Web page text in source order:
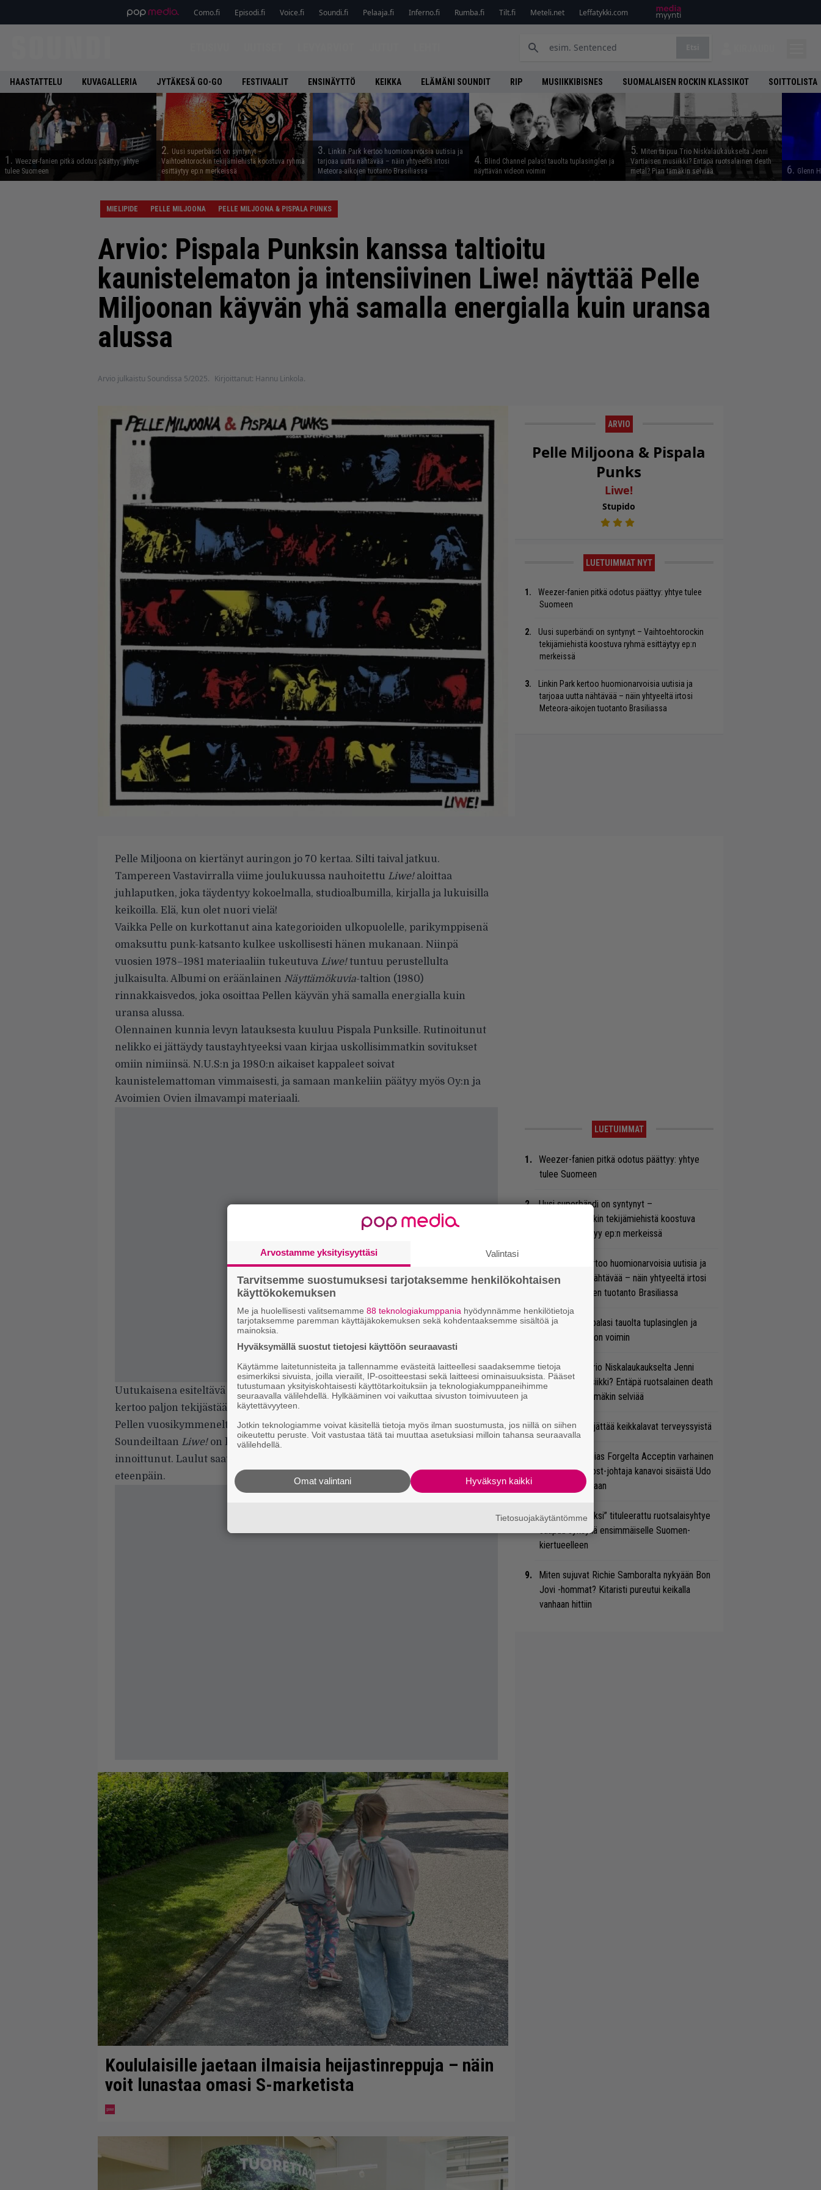
Como.fi Episodi.fi Voice.fi Soundi.fi Pelaaja.fi Inferno.fi Rumba.fi Tilt.fi Meteli.net Leffatykki.com
HAASTATTELU KUVAGALLERIA JYTÄKESÄ GO-GO FESTIVAALIT ENSINÄYTTÖ KEIKKA ELÄMÄNI SOUNDIT RIP MUSIIKKIBISNES SUOMALAISEN ROCKIN KLASSIKOT SOITTOLISTA
1. Weezer-fanien pitkä odotus päättyy: yhtye
tulee Suomeen
2. Uusi superbändi on syntynyt –
Vaihtoehtorockin tekijämiehistä koostuva ryhmä
esittäytyy ep:n merkeissä
3. Linkin Park kertoo huomionarvoisia uutisia ja
tarjoaa uutta nähtävää – näin yhtyeeltä irtosi
Meteora-aikojen tuotanto Brasiliassa
4. Blind Channel palasi tauolta tuplasinglen ja
näyttävän videon voimin
5. Miten taipuu Trio Niskalaukaukselta Jenni
Vartiaisen musiikki? Entäpä ruotsalainen death
metal? Pian tämäkin selviää
6. Glenn
MIELIPIDE PELLE MILJOONA PELLE MILJOONA & PISPALA PUNKS
Arvio: Pispala Punksin kanssa taltioitu
kaunistelematon ja intensiivinen Liwe! näyttää Pelle
Miljoonan käyvän yhä samalla energialla kuin uransa
alussa
Arvio julkaistu Soundissa 5/2025. Kirjoittanut: Hannu Linkola.
ARVIO
Pelle Miljoona & Pispala
Punks
Liwe!
Stupido
LUETUIMMAT NYT
Weezer-fanien pitkä odotus päättyy: yhtye tulee
Suomeen
Uusi superbändi on syntynyt – Vaihtoehtorockin
tekijämiehistä koostuva ryhmä esittäytyy ep:n
merkeissä
Linkin Park kertoo huomionarvoisia uutisia ja
tarjoaa uutta nähtävää – näin yhtyeeltä irtosi
Meteora-aikojen tuotanto Brasiliassa
Pelle Miljoona on kiertänyt auringon jo 70 kertaa. Silti taival jatkuu.
Tampereen Vastavir­ralla viime joulukuussa nauhoitettu Liwe! aloittaa
juhlaputken, joka täydentyy kokoelmalla, studioalbu­milla, kirjalla ja lukuisilla
keikoilla. Elä, kun olet nuori vielä!
Vaikka Pelle on kurkottanut aina kategorioiden ulkopuolelle, parikymppisenä
omaksuttu punk-katsanto kulkee uskollisesti hänen mukanaan. Niinpä
vuosien 1978–1981 materiaaliin tukeutuva Liwe!tuntuu perustellulta
julkaisulta. Albumi on eräänlainen Näyttämökuvia-taltion (1980)
rinnakkaisvedos, joka osoittaa Pellen käyvän yhä samalla energialla kuin
uransa alussa.
Olennainen kunnia levyn latauksesta kuuluu Pispala Punksille. Rutinoitunut
nelikko ei jättäydy taustayhtyeeksi vaan kirjaa uskolli­simmatkin sovitukset
omiin nimiin­sä. N.U.S:n ja 1980:n aikaiset kap­paleet soivat
kaunistelemattoman vimmaisesti, ja samaan mankeliin päätyy myös Oy:n ja
Avoimien Ovien ilmavampi materiaali.
Uutukaisena esiteltävä Va­loisammat ajatjää klassikoiden jalkoihin mutta
kertoo paljon tekijästään: se voisi olla pohjimmil­taan peräisin miltä tahansa
Pellen vuosikymmeneltä.
Soundeiltaan Liwe! on kauniste­lematon, otteeltaan intensiivinen ja
innoittunut. Laulut saattavat olla iäkkäitä, mutta ne katsovat edel­leen
eteenpäin.
Koululaisille jaetaan ilmaisia heijastinreppuja – näin
voit lunastaa omasi S-marketista
LUETUIMMAT
Weezer-fanien pitkä odotus päättyy: yhtye
tulee Suomeen
Uusi superbändi on syntynyt –
Vaihtoehtorockin tekijämiehistä koostuva
ryhmä esittäytyy ep:n merkeissä
Linkin Park kertoo huomionarvoisia uutisia ja
tarjoaa uutta nähtävää – näin yhtyeeltä irtosi
Meteora-aikojen tuotanto Brasiliassa
Blind Channel palasi tauolta tuplasinglen ja
näyttävän videon voimin
Miten taipuu Trio Niskalaukaukselta Jenni
Vartiaisen musiikki? Entäpä ruotsalainen death
metal? Pian tämäkin selviää
Glenn Hughes jättää keikkalavat terveyssyistä
Näin sujuu Tobias Forgelta Acceptin varhainen
tuotanto – Ghost-johtaja kanavoi sisäistä Udo
Dirkschneideriaan
”Uudeksi Kentiksi” tituleerattu ruotsalaisyhtye
saapuu syksyllä ensimmäiselle Suomen-
kiertueelleen
Miten sujuvat Richie Samboralta nykyään Bon
Jovi -hommat? Kitaristi pureutui keikalla
vanhaan hittiin
Arvostamme yksityisyyttäsi Valintasi
Tarvitsemme suostumuksesi tarjotaksemme henkilökohtaisen
käyttökokemuksen
Me ja huolellisesti valitsemamme 88 teknologiakumppania hyödynnämme henkilötietoja
tarjotaksemme paremman käyttäjäkokemuksen sekä kohdentaaksemme sisältöä ja
mainoksia.
Hyväksymällä suostut tietojesi käyttöön seuraavasti
Käytämme laitetunnisteita ja tallennamme evästeitä laitteellesi saadaksemme tietoja
esimerkiksi sivuista, joilla vierailit, IP-osoitteestasi sekä laitteesi ominaisuuksista. Pääset
tutustumaan yksityiskohtaisesti käyttötarkoituksiin ja teknologiakumppaneihimme
seuraavalla välilehdellä. Hylkääminen voi vaikuttaa sivuston toimivuuteen ja
käytettävyyteen.
Jotkin teknologiamme voivat käsitellä tietoja myös ilman suostumusta, jos niillä on siihen
oikeutettu peruste. Voit vastustaa tätä tai muuttaa asetuksiasi milloin tahansa seuraavalla
välilehdellä.
Hyväksyn kaikki
Omat valintani
Tietosuojakäytäntömme